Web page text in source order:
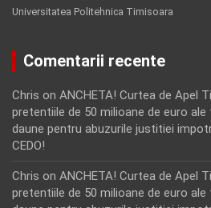
Universitatea Politehnica Timisoara
Comentarii recente
Chris on ANCHETA! Curtea de Apel
pretentiile de 50 milioane de euro ale
daune pentru abuzurile justitiei
CEDO!
Chris on ANCHETA! Curtea de Apel
pretentiile de 50 milioane de euro ale